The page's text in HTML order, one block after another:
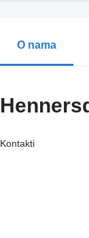
O nama
Kontakti